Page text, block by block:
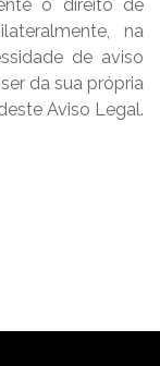
o direito de
na
de aviso
da sua própria
Aviso Legal.